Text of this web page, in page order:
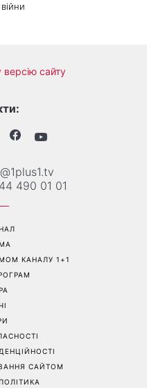
розповіла про собаку,
якого прихистила на
початку повномасштабної
війни